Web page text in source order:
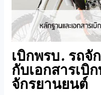
เบิกพรบ. รถจั
กับเอกสารเบิ
จักรยานยนต์